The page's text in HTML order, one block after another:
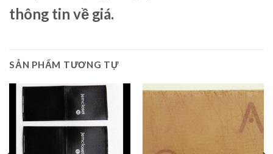
thông tin về giá.
SẢN PHẨM TƯƠNG TỰ